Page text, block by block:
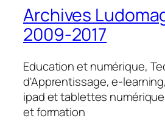
Archives
2009-2017
Education et numérique,
d'Apprentissage, e-
ipad et tablettes
et formation